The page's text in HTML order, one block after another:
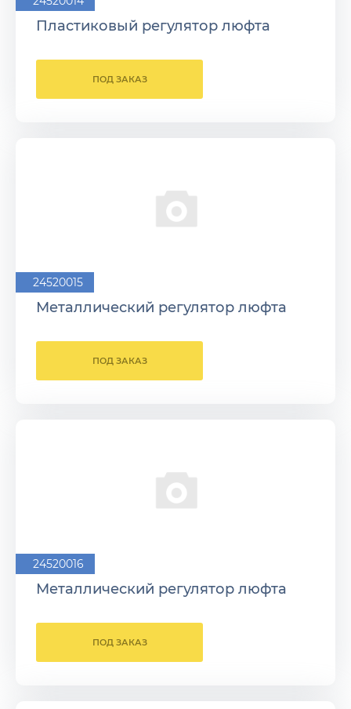
Пластиковый регулятор люфта
ПОД ЗАКАЗ
24520015
Металлический регулятор люфта
ПОД ЗАКАЗ
24520016
Металлический регулятор люфта
ПОД ЗАКАЗ